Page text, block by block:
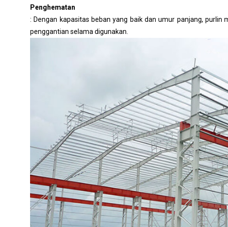
: Dengan kapasitas beban yang baik dan umur panjang,
penggantian selama digunakan.